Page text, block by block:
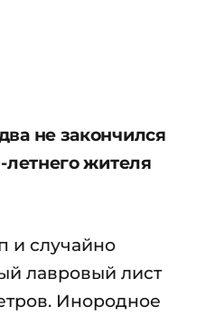
не закончился
летнего жителя
и случайно
лавровый лист
Инородное